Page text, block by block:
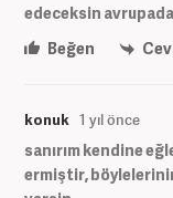
edeceksin
Beğen
konuk 1 yıl önce
sanırım kendine
ermiştir,